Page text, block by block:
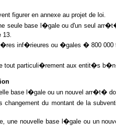
figurer en annexe au projet de loi.
seule base l�gale ou d'un seul
inf�rieures ou �gales � 800
tout particuli�rement aux entit�s
base l�gale ou un nouvel arr�t�
changement du montant de la
une nouvelle base l�gale ou un